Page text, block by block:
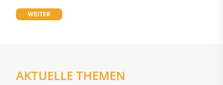
WEITER
AKTUELLE THEMEN